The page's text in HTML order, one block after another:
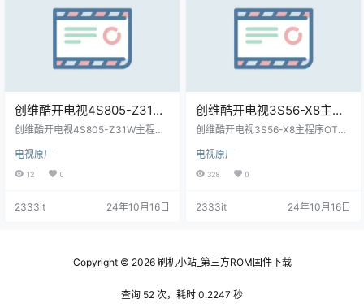
创维酷开电视4S805-Z31W
主程序OTA包和bin
据刷机包
创维酷开电视4S805-Z31W主程序
U盘数据刷机包
电视原厂
12 0
2333it 24年10月16日
创维酷开电视3S56-X8主程
序OTA包及bin包-20210122
创维酷开电视3S56-X8主程序OTA
数据刷机包
电视原厂
328 0
2333it 24年10月16日
Copyright © 2026刷机小站_第三方ROM固件下载
查询 52 次，耗时 0.2247 秒